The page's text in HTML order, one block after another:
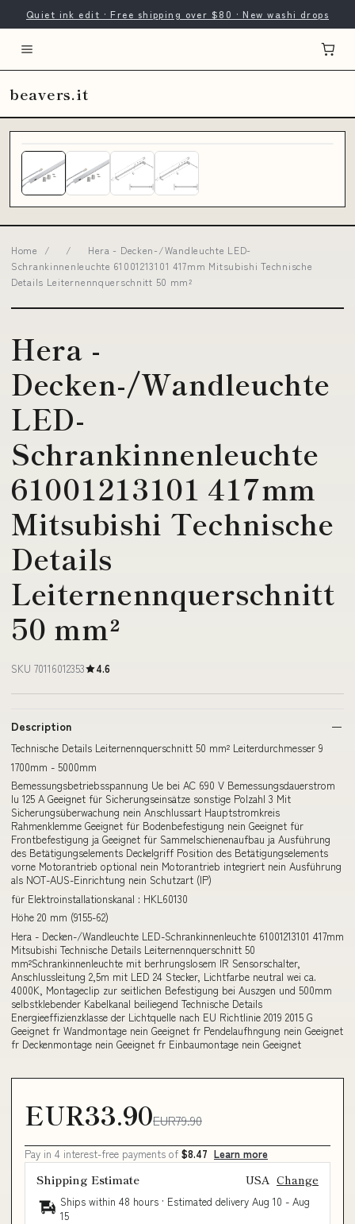
Quiet ink edit · Free shipping over $80 · New washi drops
beavers.it
Home / /
Hera - Decken-/Wandleuchte LED-
Schrankinnenleuchte 61001213101 417mm Mitsubishi Technische
Details Leiternennquerschnitt 50 mm²
Hera -
Decken-/Wandleuchte
LED-
Schrankinnenleuchte
61001213101 417mm
Mitsubishi Technische
Details
Leiternennquerschnitt
50 mm²
SKU 70116012353 4.6
Description
Technische Details Leiternennquerschnitt 50 mm² Leiterdurchmesser 9
1700mm - 5000mm
Bemessungsbetriebsspannung Ue bei AC 690 V Bemessungsdauerstrom
Iu 125 A Geeignet für Sicherungseinsätze sonstige Polzahl 3 Mit
Sicherungsüberwachung nein Anschlussart Hauptstromkreis
Rahmenklemme Geeignet für Bodenbefestigung nein Geeignet für
Frontbefestigung ja Geeignet für Sammelschienenaufbau ja Ausführung
des Betätigungselements Deckelgriff Position des Betätigungselements
vorne Motorantrieb optional nein Motorantrieb integriert nein Ausführung
als NOT-AUS-Einrichtung nein Schutzart (IP)
für Elektroinstallationskanal : HKL60130
Höhe 20 mm (9155-62)
Hera - Decken-/Wandleuchte LED-Schrankinnenleuchte 61001213101 417mm
Mitsubishi Technische Details Leiternennquerschnitt 50
mm²Schrankinnenleuchte mit berhrungslosem IR Sensorschalter,
Anschlussleitung 2,5m mit LED 24 Stecker, Lichtfarbe neutral wei ca.
4000K, Montageclip zur seitlichen Befestigung bei Auszgen und 500mm
selbstklebender Kabelkanal beiliegend Technische Details
Energieeffizienzklasse der Lichtquelle nach EU Richtlinie 2019 2015 G
Geeignet fr Wandmontage nein Geeignet fr Pendelaufhngung nein Geeignet
fr Deckenmontage nein Geeignet fr Einbaumontage nein Geeignet
EUR33.90EUR79.90
Pay in 4 interest-free payments of $8.47 Learn more
Shipping Estimate USA Change
Ships within 48 hours · Estimated delivery Aug 10 - Aug
15